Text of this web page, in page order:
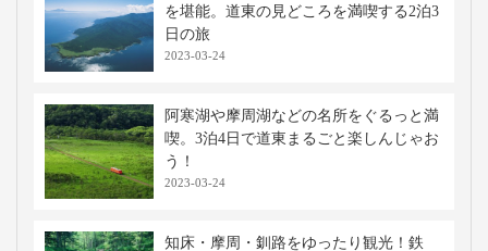
を堪能。道東の見どころを満喫する2泊3
日の旅
2023-03-24
阿寒湖や摩周湖などの名所をぐるっと満
喫。3泊4日で道東まるごと楽しんじゃお
う！
2023-03-24
知床・摩周・釧路をゆったり観光！鉄